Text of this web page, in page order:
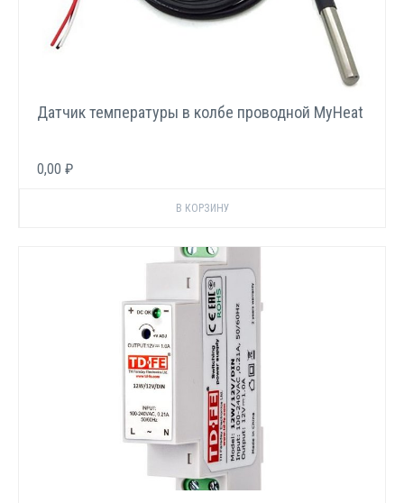
Датчик температуры в колбе проводной MyHeat
0,00 ₽